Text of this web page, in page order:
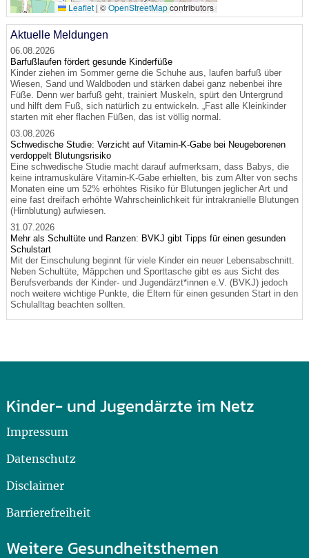
Leaflet | ©OpenStreetMapcontributors
Aktuelle Meldungen
06.08.2026
Barfußlaufen fördert gesunde Kinderfüße
Kinder ziehen im Sommer gerne die Schuhe aus, laufen barfuß über
Wiesen, Sand und Waldboden und stärken dabei ganz nebenbei ihre
Füße. Denn wer barfuß geht, trainiert Muskeln, spürt den Untergrund
und hilft dem Fuß, sich natürlich zu entwickeln. „Fast alle Kleinkinder
starten mit eher flachen Füßen, das ist völlig normal.
03.08.2026
Schwedische Studie: Verzicht auf Vitamin-K-Gabe bei Neugeborenen
verdoppelt Blutungsrisiko
Eine schwedische Studie macht darauf aufmerksam, dass Babys, die
keine intramuskuläre Vitamin-K-Gabe erhielten, bis zum Alter von sechs
Monaten eine um 52% erhöhtes Risiko für Blutungen jeglicher Art und
eine fast dreifach erhöhte Wahrscheinlichkeit für intrakranielle Blutungen
(Hirnblutung) aufwiesen.
31.07.2026
Mehr als Schultüte und Ranzen: BVKJ gibt Tipps für einen gesunden
Schulstart
Mit der Einschulung beginnt für viele Kinder ein neuer Lebensabschnitt.
Neben Schultüte, Mäppchen und Sporttasche gibt es aus Sicht des
Berufsverbands der Kinder- und Jugendärzt*innen e.V. (BVKJ) jedoch
noch weitere wichtige Punkte, die Eltern für einen gesunden Start in den
Schulalltag beachten sollten.
Kinder- und Jugendärzte im Netz
Impressum
Datenschutz
Disclaimer
Barrierefreiheit
Weitere Gesundheitsthemen